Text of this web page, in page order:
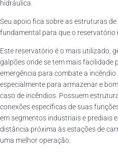
hidráulica.
Seu apoio fica sobre as estruturas
fundamental para que o reservatório
Este reservatório é o mais utilizado,
galpões onde se tem mais facilidade
emergência para combate a
especialmente para armazenar e
caso de incêndios. Possuem
conexões específicas de suas
em segmentos industriais e prediais
distância próxima às estações de
uma melhor operação.